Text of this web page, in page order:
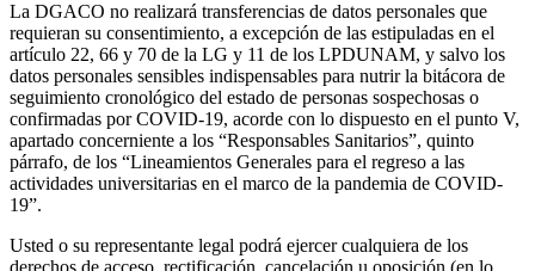
La DGACO no realizará transferencias de datos personales que
requieran su consentimiento, a excepción de las estipuladas en el
artículo 22, 66 y 70 de la LG y 11 de los LPDUNAM, y salvo los
datos personales sensibles indispensables para nutrir la bitácora de
seguimiento cronológico del estado de personas sospechosas o
confirmadas por COVID-19, acorde con lo dispuesto en el punto V,
apartado concerniente a los “Responsables Sanitarios”, quinto
párrafo, de los “Lineamientos Generales para el regreso a las
actividades universitarias en el marco de la pandemia de COVID-
19”.
Usted o su representante legal podrá ejercer cualquiera de los